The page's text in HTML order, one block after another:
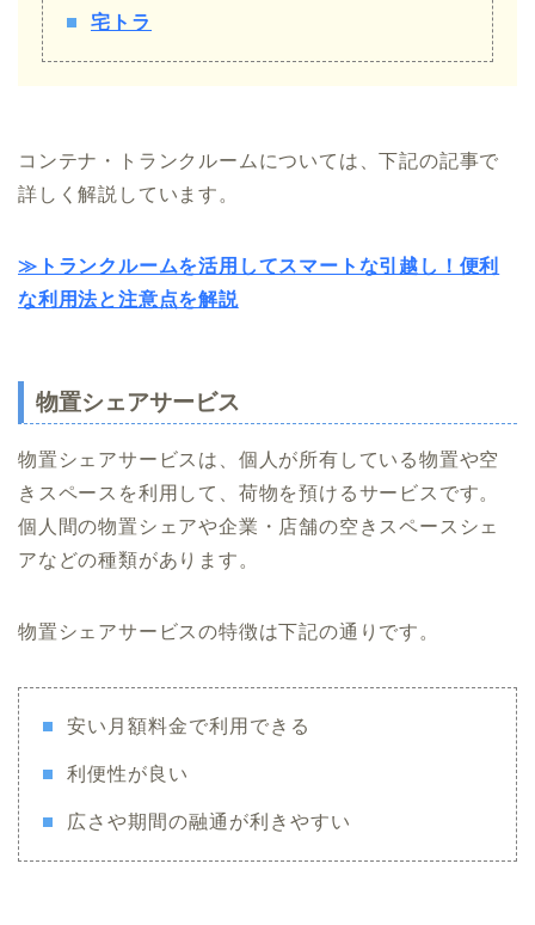
宅トラ
コンテナ・トランクルームについては、下記の記事で
詳しく解説しています。
≫トランクルームを活用してスマートな引越し！便利
な利用法と注意点を解説
物置シェアサービス
物置シェアサービスは、個人が所有している物置や空
きスペースを利用して、荷物を預けるサービスです。
個人間の物置シェアや企業・店舗の空きスペースシェ
アなどの種類があります。
物置シェアサービスの特徴は下記の通りです。
安い月額料金で利用できる
利便性が良い
広さや期間の融通が利きやすい